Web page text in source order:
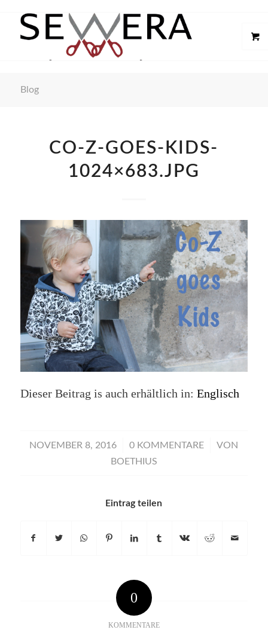
Blog
CO-Z-GOES-KIDS-
1024×683.JPG
Dieser Beitrag is auch erhältlich in: Englisch
NOVEMBER 8, 2016
/ 0 KOMMENTARE
/
VON
BOETHIUS
Eintrag teilen
0
KOMMENTARE